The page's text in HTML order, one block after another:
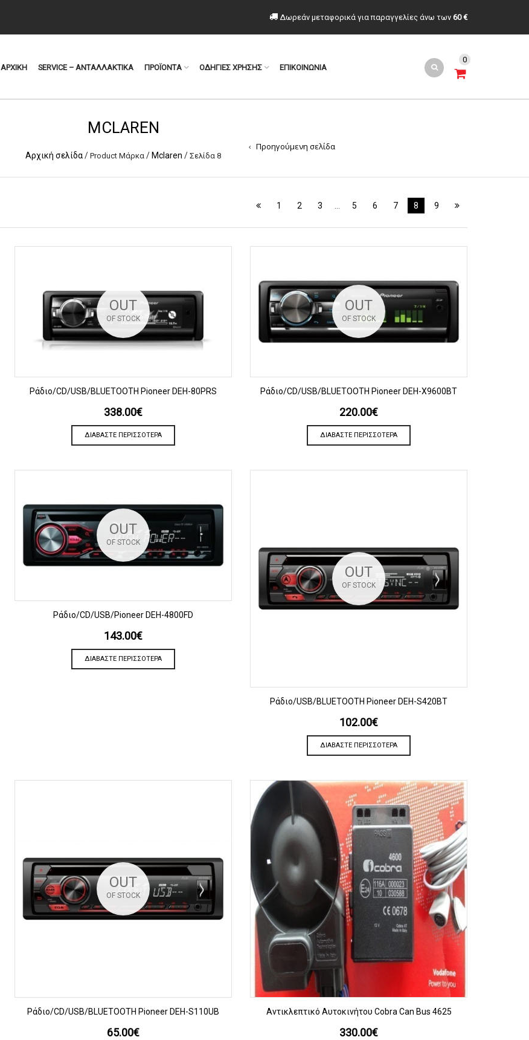
Δωρεάν μεταφορικά για παραγγελίες άνω των 60 €
ΑΡΧΙΚΗ SERVICE – ΑΝΤΑΛΛΑΚΤΙΚΑ ΠΡΟΪΟΝΤΑ ΟΔΗΓΙΕΣ ΧΡΗΣΗΣ ΕΠΙΚΟΙΝΩΝΙΑ
0
MCLAREN
Αρχική σελίδα/ Product Μάρκα / Mclaren / Σελίδα 8
Προηγούμενη σελίδα
1 2 3 5 6 7 8 9
OUT
OF STOCK
ΠΡΟΒΟΛΗ
Ράδιο/CD/USB/BLUETOOTH Pioneer DEH-80PRS
338.00€
ΔΙΑΒΆΣΤΕ ΠΕΡΙΣΣΌΤΕΡΑ
OUT
OF STOCK
ΠΡΟΒΟΛΗ
Ράδιο/CD/USB/BLUETOOTH Pioneer DEH-X9600BT
220.00€
ΔΙΑΒΆΣΤΕ ΠΕΡΙΣΣΌΤΕΡΑ
OUT
OF STOCK
ΠΡΟΒΟΛΗ
Ράδιο/CD/USB/Pioneer DEH-4800FD
143.00€
ΔΙΑΒΆΣΤΕ ΠΕΡΙΣΣΌΤΕΡΑ
OUT
OF STOCK
ΠΡΟΒΟΛΗ
Ράδιο/USB/BLUETOOTH Pioneer DEH-S420BT
102.00€
ΔΙΑΒΆΣΤΕ ΠΕΡΙΣΣΌΤΕΡΑ
OUT
OF STOCK
ΠΡΟΒΟΛΗ
Ράδιο/CD/USB/BLUETOOTH Pioneer DEH-S110UB
65.00€
ΠΡΟΒΟΛΗ
Αντικλεπτικό Αυτοκινήτου Cobra Can Bus 4625
330.00€